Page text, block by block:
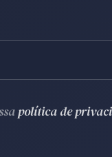
política de